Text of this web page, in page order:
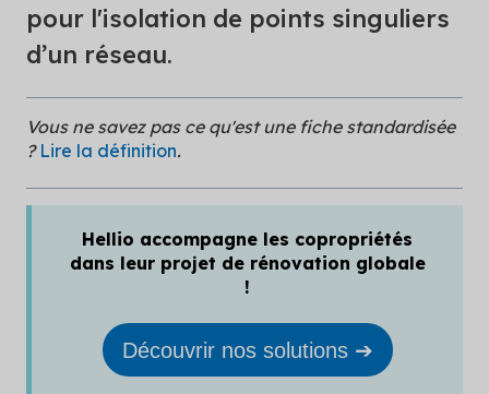
pour l'isolation de points singuliers
d’un réseau.
Vous ne savez pas ce qu'est une fiche standardisée
? Lire la définition.
Hellio accompagne les copropriétés
dans leur projet de rénovation globale
!
Découvrir nos solutions ➔